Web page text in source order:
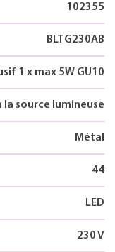
102355
BLTG230AB
1 x max 5W GU10
la source lumineuse
Métal
44
LED
230 V